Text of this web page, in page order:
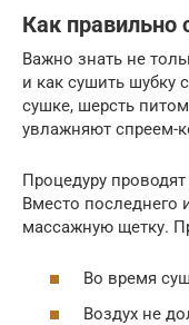
Как правильно
Важно знать не
и как сушить шубку
сушке, шерсть
увлажняют спреем-
Процедуру
Вместо последнего
массажную щетку.
Во время
Воздух не